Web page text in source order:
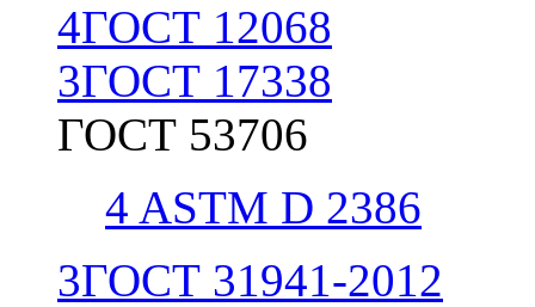
4ГОСТ 12068
3ГОСТ 17338
ГОСТ 53706
4 ASTM D 2386
3ГОСТ 31941-2012